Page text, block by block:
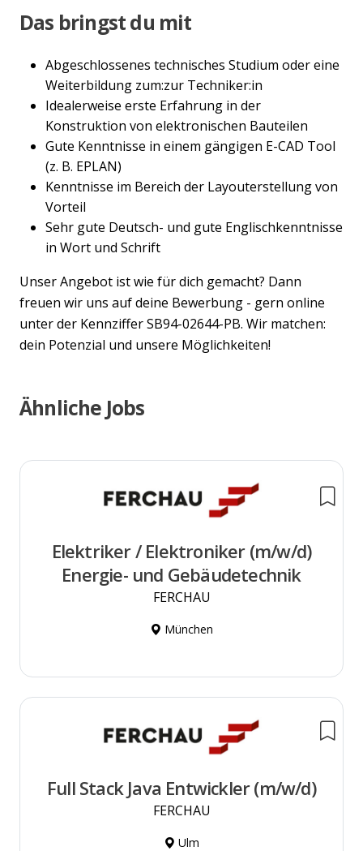
Das bringst du mit
Abgeschlossenes technisches Studium oder eine
Weiterbildung zum:zur Techniker:in
Idealerweise erste Erfahrung in der
Konstruktion von elektronischen Bauteilen
Gute Kenntnisse in einem gängigen E-CAD Tool
(z. B. EPLAN)
Kenntnisse im Bereich der Layouterstellung von
Vorteil
Sehr gute Deutsch- und gute Englischkenntnisse
in Wort und Schrift
Unser Angebot ist wie für dich gemacht? Dann
freuen wir uns auf deine Bewerbung - gern online
unter der Kennziffer SB94-02644-PB. Wir matchen:
dein Potenzial und unsere Möglichkeiten!
Ähnliche Jobs
Elektriker / Elektroniker (m/w/d)
Energie- und Gebäudetechnik
FERCHAU
München
Full Stack Java Entwickler (m/w/d)
FERCHAU
Ulm